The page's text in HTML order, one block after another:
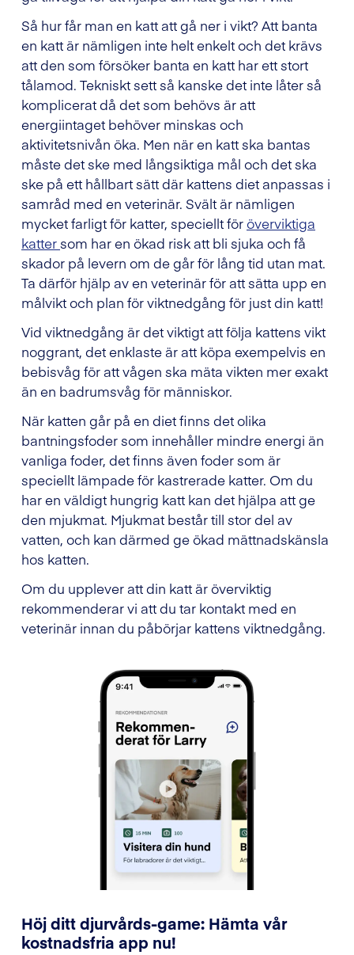
Så hur får man en katt att gå ner i vikt? Att banta
en katt är nämligen inte helt enkelt och det krävs
att den som försöker banta en katt har ett stort
tålamod. Tekniskt sett så kanske det inte låter så
komplicerat då det som behövs är att
energiintaget behöver minskas och
aktivitetsnivån öka. Men när en katt ska bantas
måste det ske med långsiktiga mål och det ska
ske på ett hållbart sätt där kattens diet anpassas i
samråd med en veterinär. Svält är nämligen
mycket farligt för katter, speciellt föröverviktiga
kattersom har en ökad risk att bli sjuka och få
skador på levern om de går för lång tid utan mat.
Ta därför hjälp av en veterinär för att sätta upp en
målvikt och plan för viktnedgång för just din katt!
Vid viktnedgång är det viktigt att följa kattens vikt
noggrant, det enklaste är att köpa exempelvis en
bebisvåg för att vågen ska mäta vikten mer exakt
än en badrumsvåg för människor.
När katten går på en diet finns det olika
bantningsfoder som innehåller mindre energi än
vanliga foder, det finns även foder som är
speciellt lämpade för kastrerade katter. Om du
har en väldigt hungrig katt kan det hjälpa att ge
den mjukmat. Mjukmat består till stor del av
vatten, och kan därmed ge ökad mättnadskänsla
hos katten.
Om du upplever att din katt är överviktig
rekommenderar vi att du tar kontakt med en
veterinär innan du påbörjar kattens viktnedgång.
Höj ditt djurvårds-game: Hämta vår
kostnadsfria app nu!